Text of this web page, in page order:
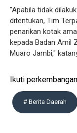
"Apabila tidak
ditentukan, Tim
penarikan kotak
kepada Badan Amil
Muaro Jambi,"
Ikuti
# Berita Daerah